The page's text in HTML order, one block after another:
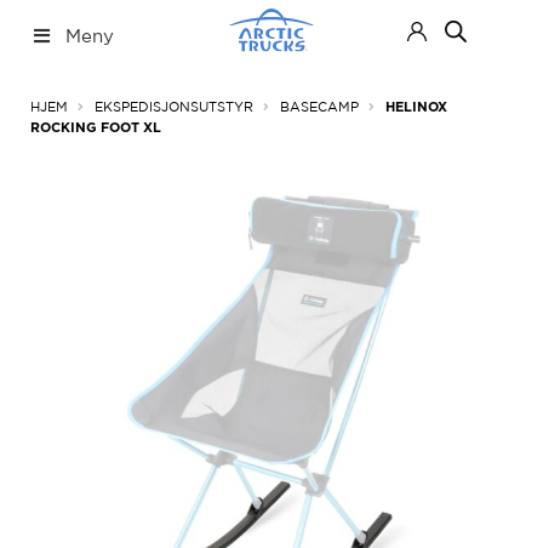
til
til
Meny
HJEM EKSPEDISJONSUTSTYR BASECAMP
HELINOX
ROCKING FOOT XL